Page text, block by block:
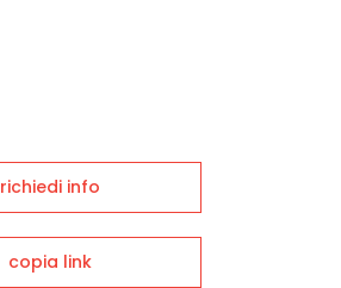
richiedi info
copia link